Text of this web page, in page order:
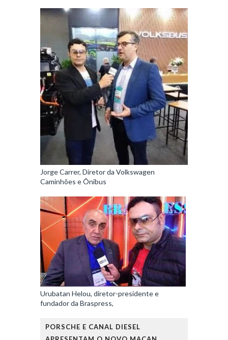
Jorge Carrer, Diretor da Volkswagen
Caminhões e Ônibus
Urubatan Helou, diretor-presidente e
fundador da Braspress,
PORSCHE E CANAL DIESEL